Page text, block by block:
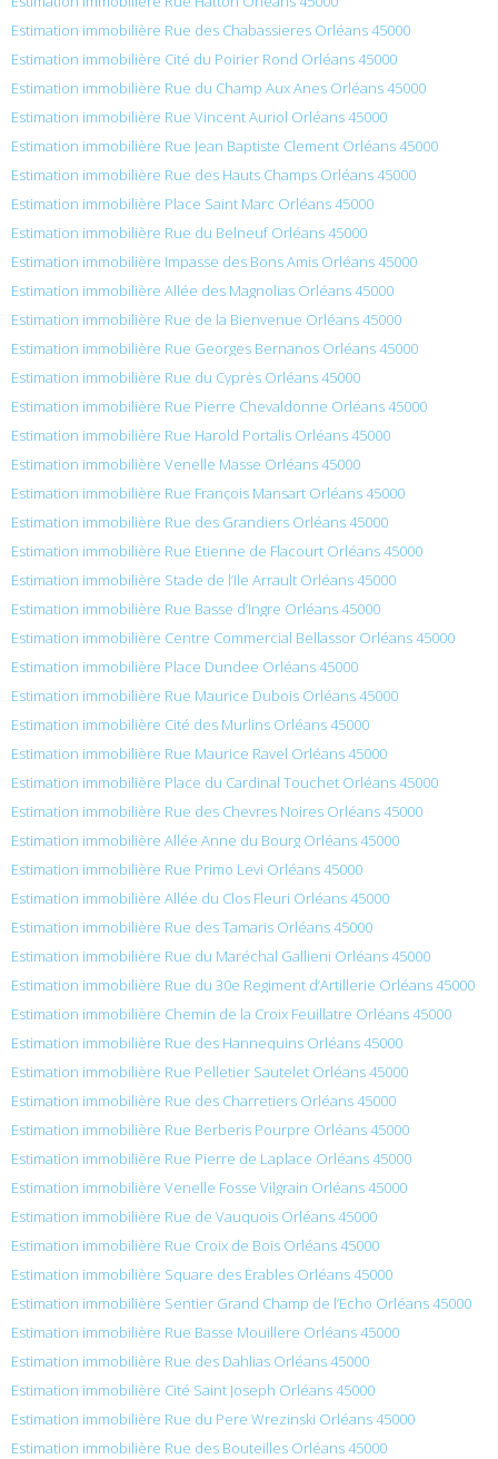
Estimation immobilière Rue des Chabassieres Orléans 45000
Estimation immobilière Cité du Poirier Rond Orléans 45000
Estimation immobilière Rue du Champ Aux Anes Orléans 45000
Estimation immobilière Rue Vincent Auriol Orléans 45000
Estimation immobilière Rue Jean Baptiste Clement Orléans 45000
Estimation immobilière Rue des Hauts Champs Orléans 45000
Estimation immobilière Place Saint Marc Orléans 45000
Estimation immobilière Rue du Belneuf Orléans 45000
Estimation immobilière Impasse des Bons Amis Orléans 45000
Estimation immobilière Allée des Magnolias Orléans 45000
Estimation immobilière Rue de la Bienvenue Orléans 45000
Estimation immobilière Rue Georges Bernanos Orléans 45000
Estimation immobilière Rue du Cyprès Orléans 45000
Estimation immobilière Rue Pierre Chevaldonne Orléans 45000
Estimation immobilière Rue Harold Portalis Orléans 45000
Estimation immobilière Venelle Masse Orléans 45000
Estimation immobilière Rue François Mansart Orléans 45000
Estimation immobilière Rue des Grandiers Orléans 45000
Estimation immobilière Rue Etienne de Flacourt Orléans 45000
Estimation immobilière Stade de l’Ile Arrault Orléans 45000
Estimation immobilière Rue Basse d’Ingre Orléans 45000
Estimation immobilière Centre Commercial Bellassor Orléans 45000
Estimation immobilière Place Dundee Orléans 45000
Estimation immobilière Rue Maurice Dubois Orléans 45000
Estimation immobilière Cité des Murlins Orléans 45000
Estimation immobilière Rue Maurice Ravel Orléans 45000
Estimation immobilière Place du Cardinal Touchet Orléans 45000
Estimation immobilière Rue des Chevres Noires Orléans 45000
Estimation immobilière Allée Anne du Bourg Orléans 45000
Estimation immobilière Rue Primo Levi Orléans 45000
Estimation immobilière Allée du Clos Fleuri Orléans 45000
Estimation immobilière Rue des Tamaris Orléans 45000
Estimation immobilière Rue du Maréchal Gallieni Orléans 45000
Estimation immobilière Rue du 30e Regiment d’Artillerie Orléans 45000
Estimation immobilière Chemin de la Croix Feuillatre Orléans 45000
Estimation immobilière Rue des Hannequins Orléans 45000
Estimation immobilière Rue Pelletier Sautelet Orléans 45000
Estimation immobilière Rue des Charretiers Orléans 45000
Estimation immobilière Rue Berberis Pourpre Orléans 45000
Estimation immobilière Rue Pierre de Laplace Orléans 45000
Estimation immobilière Venelle Fosse Vilgrain Orléans 45000
Estimation immobilière Rue de Vauquois Orléans 45000
Estimation immobilière Rue Croix de Bois Orléans 45000
Estimation immobilière Square des Érables Orléans 45000
Estimation immobilière Sentier Grand Champ de l’Echo Orléans 45000
Estimation immobilière Rue Basse Mouillere Orléans 45000
Estimation immobilière Rue des Dahlias Orléans 45000
Estimation immobilière Cité Saint Joseph Orléans 45000
Estimation immobilière Rue du Pere Wrezinski Orléans 45000
Estimation immobilière Rue des Bouteilles Orléans 45000